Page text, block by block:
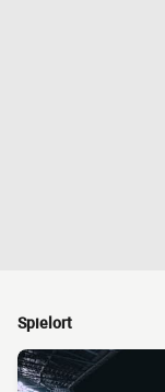
Spielort